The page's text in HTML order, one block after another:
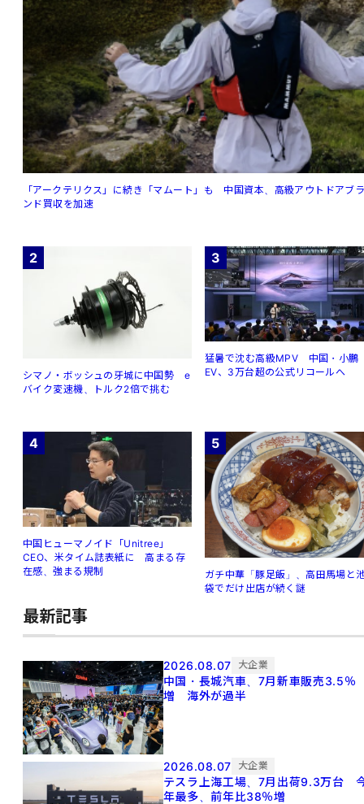
「アークテリクス」に続き「マムート」も 中国資本、高級アウトドアブ
ンド買収を加速
2
シマノ・ボッシュの牙城に中国勢 e
バイク変速機、トルク2倍で挑む
3
猛暑で沈む高級MPV 中国・小鵬
EV、3万台超の公式リコールへ
4
中国ヒューマノイド「Unitree」
CEO、米タイム誌表紙に 高まる存
在感、強まる規制
5
ガチ中華「豚足飯」、高田馬場と
袋でだけ出店が続く謎
最新記事
2026.08.07 大企業
中国・長城汽車、7月新車販売3.5％
増 海外が過半
2026.08.07 大企業
テスラ上海工場、7月出荷9.3万台
年最多、前年比38％増